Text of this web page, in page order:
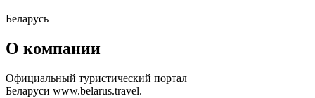
Беларусь
О компании
Официальный туристический портал
Беларуси www.belarus.travel.